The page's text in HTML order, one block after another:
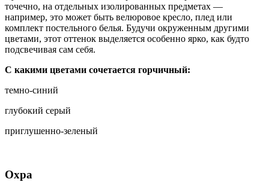
точечно, на отдельных изолированных предметах —
например, это может быть велюровое кресло, плед или
комплект постельного белья. Будучи окруженным другими
цветами, этот оттенок выделяется особенно ярко, как будто
подсвечивая сам себя.
С какими цветами сочетается горчичный:
темно-синий
глубокий серый
приглушенно-зеленый
Охра